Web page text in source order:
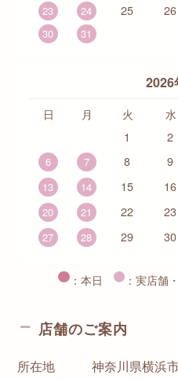
23 24 25 26
30 31
2026
日 月 火 水
1
2
6 7 8 9
13 14 15 16
20 21 22 23
27 28 29 30
：本日 ：実店舗
店舗のご案内
所在地
神奈川県横浜